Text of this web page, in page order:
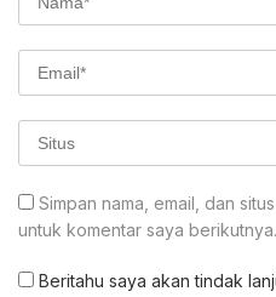
Simpan nama, email, dan
untuk komentar saya berikutnya.
Beritahu saya akan tindak